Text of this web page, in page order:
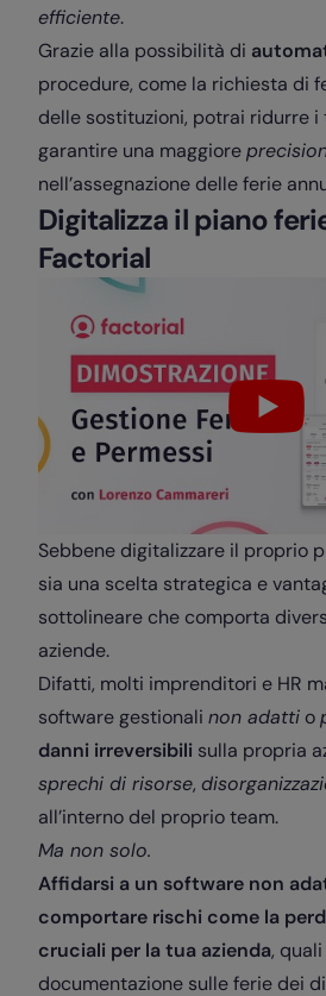
efficiente.
Grazie alla possibilità di
procedure, come la richiesta di
delle sostituzioni, potrai ridurre
garantire una maggiore
nell’assegnazione delle ferie
Digitalizza il piano
Factorial
Sebbene digitalizzare il proprio
sia una scelta strategica e
sottolineare che comporta
aziende.
Difatti, molti imprenditori e HR
software gestionali non adatti o
danni irreversibili sulla propria
sprechi di risorse,
all’interno del proprio team.
Ma non solo.
Affidarsi a un software non
comportare rischi come la
cruciali per la tua azienda,
documentazione sulle ferie dei